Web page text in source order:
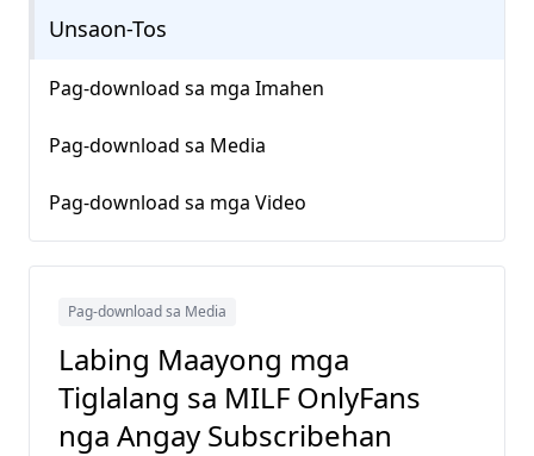
Unsaon-Tos
Pag-download sa mga Imahen
Pag-download sa Media
Pag-download sa mga Video
Pag-download sa Media
Labing Maayong mga
Tiglalang sa MILF OnlyFans
nga Angay Subscribehan